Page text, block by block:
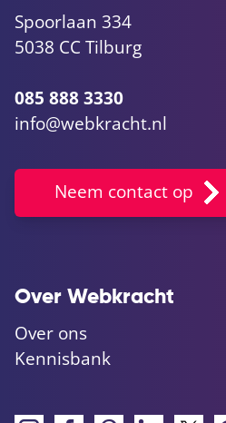
Spoorlaan 334
5038 CC Tilburg
085 888 3330
info@webkracht.nl
Neem contact op
Over Webkracht
Over ons
Kennisbank